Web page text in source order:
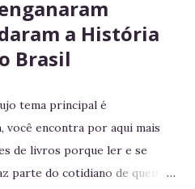
a História
Brasil
tema principal é
você encontra por aqui mais
de livros porque ler e se
parte do cotidiano de quem